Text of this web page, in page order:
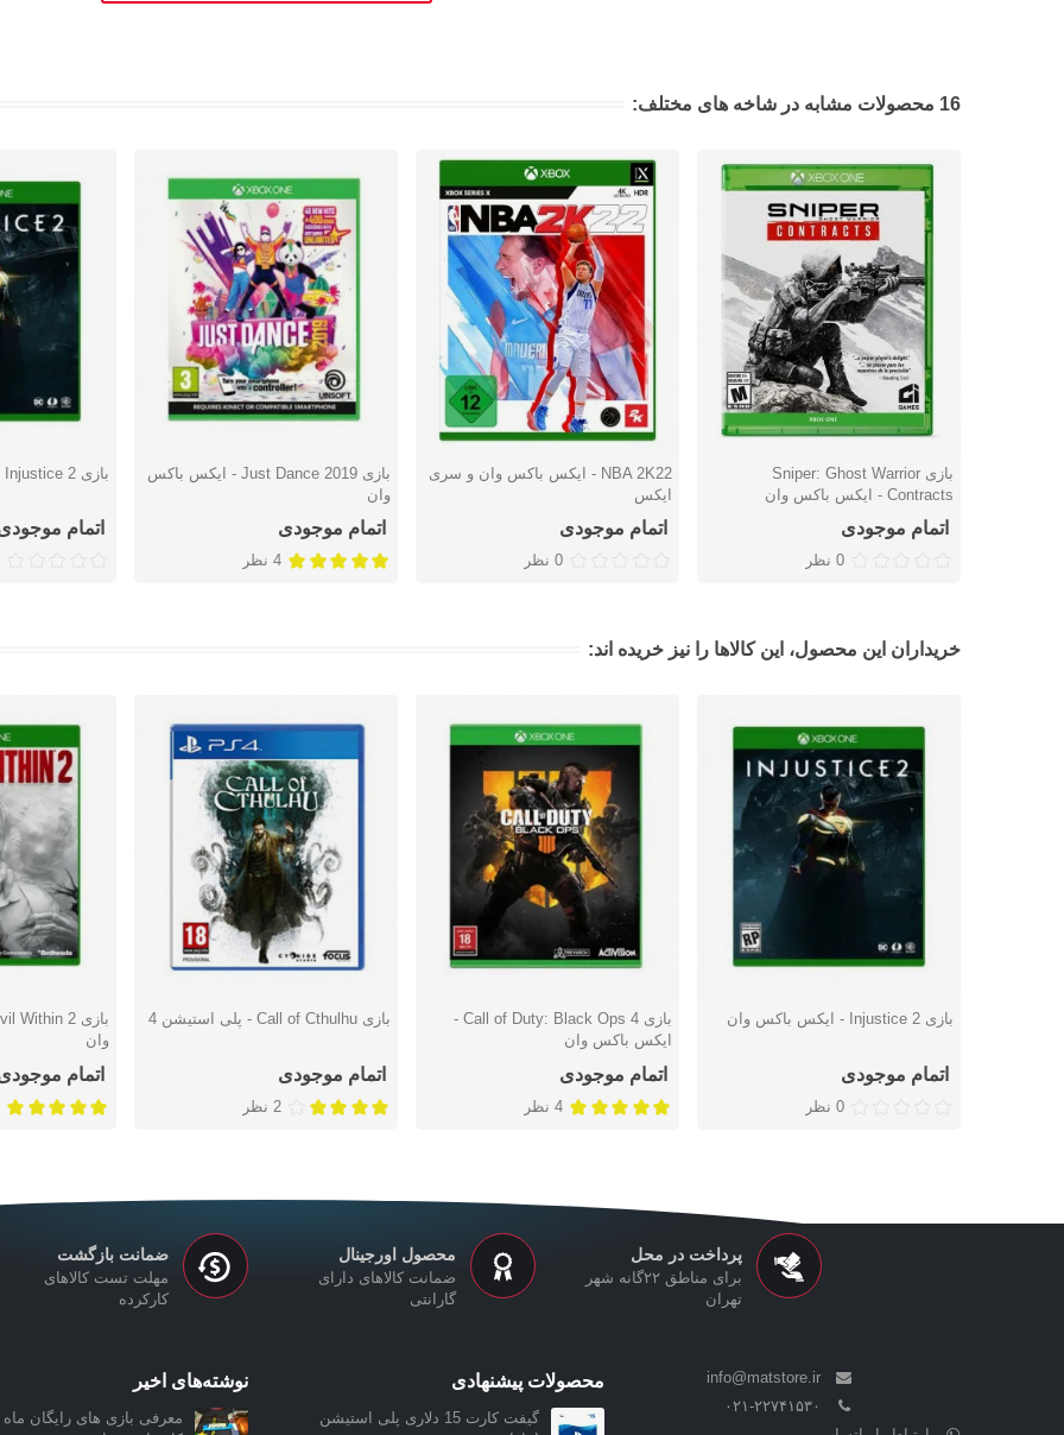
16 محصولات مشابه در شاخه های مختلف:
دوست داشتن
بازی Sniper: Ghost Warrior
Contracts - ایکس باکس وان
اتمام موجودی
0 نظر
دوست داشتن
NBA 2K22 - ایکس باکس وان و سری
ایکس
اتمام موجودی
0 نظر
دوست داشتن
بازی Just Dance 2019 - ایکس باکس
وان
اتمام موجودی
4 نظر
دوست بازی Injustice 2 - ایکس باکس وان
اتمام
خریداران این محصول، این کالاها را نیز خریده اند:
دوست داشتن بازی Injustice 2 - ایکس باکس وان
اتمام موجودی
0 نظر
دوست داشتن
بازی Call of Duty: Black Ops 4 -
ایکس باکس وان
اتمام موجودی
4 نظر
دوست داشتن بازی Call of Cthulhu - پلی استیشن 4
اتمام موجودی
2 نظر
دوست
وان
اتمام
پرداخت در محل
برای مناطق ۲۲گانه شهر
تهران
محصول اورجینال
ضمانت کالاهای دارای
گارانتی
ضمانت بازگشت
مهلت تست کالاهای
کارکرده
info@matstore.ir
۰۲۱-۲۲۷۴۱۵۳۰
محصولات پیشنهادی
گیفت کارت 15 دلاری پلی استیشن
نوشته‌های اخیر
معرفی بازی‌ های رایگان ماه